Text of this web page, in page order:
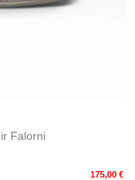
Falorni
175,00 €